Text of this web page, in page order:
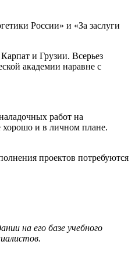
России» и «За заслуги
и Грузии. Всерьез
академии наравне с
работ на
и в личном плане.
проектов потребуются
на его базе учебного